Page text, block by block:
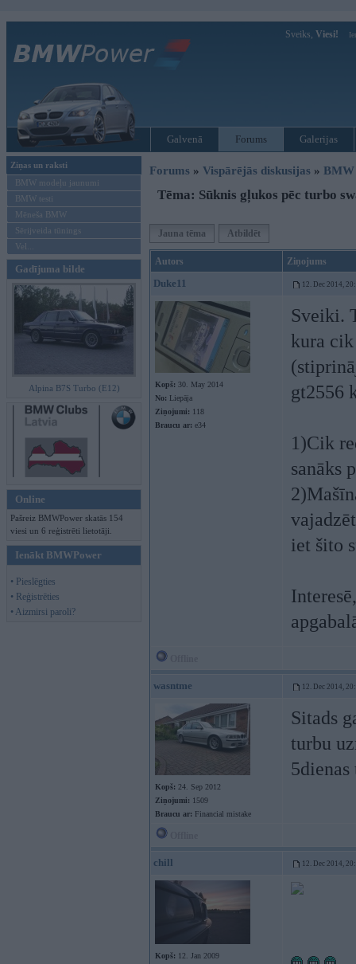
Sveiks, Viesi!
Galvenā Forums Galerijas
Ziņas un raksti
BMW modeļu jaunumi
BMW testi
Mēneša BMW
Sērijveida tūnings
Vel...
Gadījuma bilde
Alpina B7S Turbo (E12)
Online
Pašreiz BMWPower skatās 154
viesi un 6 reģistrēti lietotāji.
Ienākt BMWPower
• Pieslēgties
• Reģistrēties
• Aizmirsi paroli?
Forums » Vispārējās diskusijas » BMW
Tēma: Sūknis gļukos pēc turbo
Jauna tēma Atbildēt
Autors Ziņojums
Duke11 12. Dec 2014,
Kopš: 30. May 2014
No: Liepāja
Ziņojumi: 118
Braucu ar: e34
Sveiki.
kura
gt2556
1)Cik
sanāks
iet šito
wasntme 12. Dec 2014,
Kopš: 24. Sep 2012
Ziņojumi: 1509
Braucu ar: Financial mistake
Sitads
turbu
chill 12. Dec 2014,
Kopš: 12. Jan 2009